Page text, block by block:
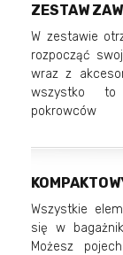
ZESTAW
W zestawie
rozpocząć
wraz z
wszystko to
pokrowców
Wszystkie
się w
Możesz